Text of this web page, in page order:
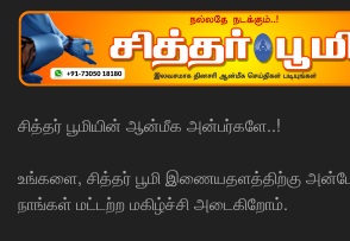
சித்தர் பூமியின் ஆன்மீக அன்பர்களே..!
உங்களை, சித்தர் பூமி இணையதளத்திற்கு
நாங்கள் மட்டற்ற மகிழ்ச்சி அடைகிறோம்.